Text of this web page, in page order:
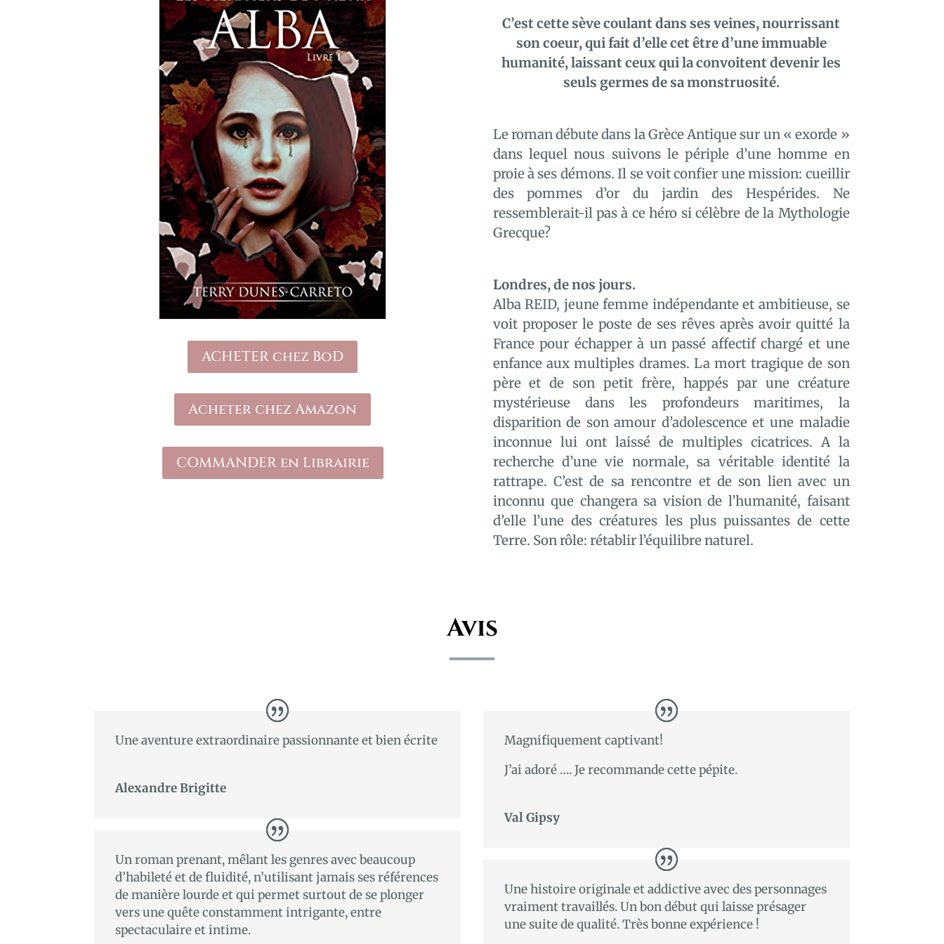
ACHETER chez BoD
Acheter chez Amazon
COMMANDER en Librairie
C’est cette sève coulant dans ses veines,nourrissant
son coeur, qui fait d’elle cet être d’une immuable
humanité, laissant ceux qui la convoitent devenir les
seuls germes de sa monstruosité.
Le roman débute dans la Grèce Antique sur un « exorde »
dans lequel nous suivons le périple d’une homme en
proie à ses démons. Il se voit confier une mission: cueillir
des pommes d’or du jardin des Hespérides. Ne
ressemblerait-il pas à ce héro si célèbre de la Mythologie
Grecque?
Londres, de nos jours.
Alba REID, jeune femme indépendante et ambitieuse, se
voit proposer le poste de ses rêves après avoir quitté la
France pour échapper à un passé affectif chargé et une
enfance aux multiples drames. La mort tragique de son
père et de son petit frère, happés par une créature
mystérieuse dans les profondeurs maritimes, la
disparition de son amour d’adolescence et une maladie
inconnue lui ont laissé de multiples cicatrices. A la
recherche d’une vie normale, sa véritable identité la
rattrape. C’est de sa rencontre et de son lien avec un
inconnu que changera sa vision de l’humanité, faisant
d’elle l’une des créatures les plus puissantes de cette
Terre. Son rôle: rétablir l’équilibre naturel.
Avis
Une aventure extraordinaire passionnante et bien écrite
Alexandre Brigitte
Un roman prenant, mêlant les genres avec beaucoup
d’habileté et de fluidité, n’utilisant jamais ses références
de manière lourde et qui permet surtout de se plonger
vers une quête constamment intrigante, entre
spectaculaire et intime.
Magnifiquement captivant!
J’ai adoré …. Je recommande cette pépite.
Val Gipsy
Une histoire originale et addictive avec des personnages
vraiment travaillés. Un bon début qui laisse présager
une suite de qualité. Très bonne expérience !